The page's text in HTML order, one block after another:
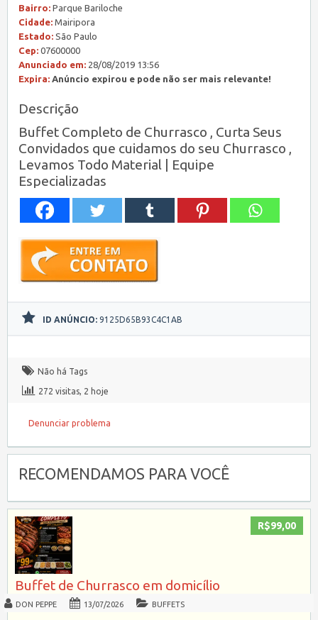
Bairro: Parque Bariloche
Cidade: Mairipora
Estado: São Paulo
Cep: 07600000
Anunciado em: 28/08/2019 13:56
Expira: Anúncio expirou e pode não ser mais relevante!
Descrição
Buffet Completo de Churrasco , Curta Seus
Convidados que cuidamos do seu Churrasco ,
Levamos Todo Material | Equipe
Especializadas
ID ANÚNCIO: 9125D65B93C4C1AB
Não há Tags
272 visitas, 2 hoje
Denunciar problema
RECOMENDAMOS PARA VOCÊ
R$99,00
Buffet de Churrasco em domicílio
DON PEPPE 13/07/2026 BUFFETS